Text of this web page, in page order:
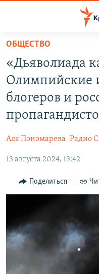
Вернуться
основному
содержанию
Вернутся
главной
Вернутся
СПЕЦПРОЕКТЫ
ВОДА
ИНТЕРАКТИВ
ИНФОГРАФИКА
ТЕЛЕПРОЕКТ
ПОБЕДИТЕЛЕЙ НЕ СУДЯТ?
КРЫМ.НЕПОКОРЕННЫЙ
РАДІО СВОБОДА
КАК ОБОЙТИ
ПРИСОЕДИНЯЙТЕСЬ!
ОБЩЕСТВО
«Дьяволиада
Олимпийские
блогеров и
Аля Пономарева Радио
13 августа 2024, 13:42
Поделиться